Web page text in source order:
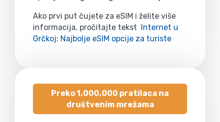
Ako prvi put čujete za eSIM i želite više
informacija, pročitajte tekst Internet u
Grčkoj: Najbolje eSIM opcije za turiste
Preko 1.000.000 pratilaca na
društvenim mrežama